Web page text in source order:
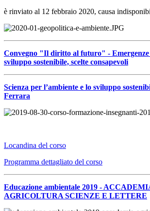
è rinviato al 12 febbraio 2020, causa
Convegno "Il diritto al futuro" -
sviluppo sostenibile, scelte consapevoli
Scienza per l’ambiente e lo sviluppo
Ferrara
Locandina del corso
Programma dettagliato del corso
Educazione ambientale 2019 -
AGRICOLTURA SCIENZE E LETTERE